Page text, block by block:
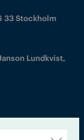
33 Stockholm
Lundkvist,
In English